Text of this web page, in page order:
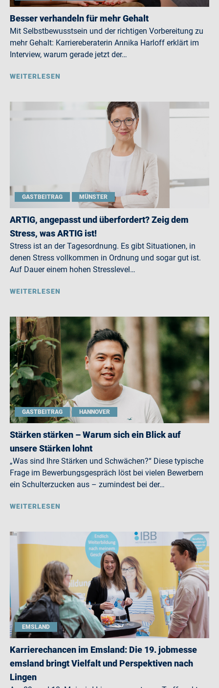
Besser verhandeln für mehr Gehalt
Mit Selbstbewusstsein und der richtigen Vorbereitung zu
mehr Gehalt: Karriereberaterin Annika Harloff erklärt im
Interview, warum gerade jetzt der…
WEITERLESEN
GASTBEITRAG MÜNSTER
ARTIG, angepasst und überfordert? Zeig dem
Stress, was ARTIG ist!
Stress ist an der Tagesordnung. Es gibt Situationen, in
denen Stress vollkommen in Ordnung und sogar gut ist.
Auf Dauer einem hohen Stresslevel…
WEITERLESEN
GASTBEITRAG HANNOVER
Stärken stärken – Warum sich ein Blick auf
unsere Stärken lohnt
„Was sind Ihre Stärken und Schwächen?“ Diese typische
Frage im Bewerbungsgespräch löst bei vielen Bewerbern
ein Schulterzucken aus – zumindest bei der…
WEITERLESEN
EMSLAND
Karrierechancen im Emsland: Die 19. jobmesse
emsland bringt Vielfalt und Perspektiven nach
Lingen